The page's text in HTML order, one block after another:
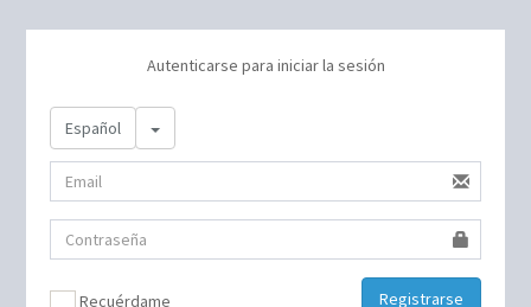
Autenticarse para iniciar la sesión
Español Toggle Dropdown
Recuérdame Registrarse